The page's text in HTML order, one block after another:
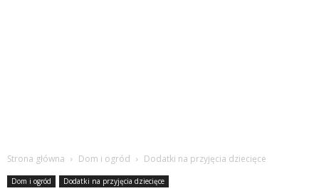
Strona główna Dom i ogród Dodatki na przyjęcia dziecięce
Dom i ogród Dodatki na przyjęcia dziecięce